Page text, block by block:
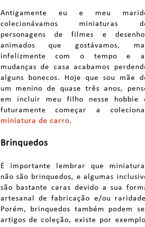
Antigamente eu e meu
colecionávamos miniaturas
personagens de filmes e
animados que gostávamos,
infelizmente com o tempo e
mudanças de casa acabamos
alguns bonecos. Hoje que sou mãe
um menino de quase três anos,
em incluir meu filho nesse hobbie
futuramente começar a
miniatura de carro.
Brinquedos
É importante lembrar que
não são brinquedos, e algumas
são bastante caras devido a sua
artesanal de fabricação e/ou
Porém, brinquedos também podem
artigos de coleção, existe por